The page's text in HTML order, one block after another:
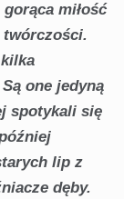
miłość
twórczości.
one jedyną
spotykali się
lip z
dęby.